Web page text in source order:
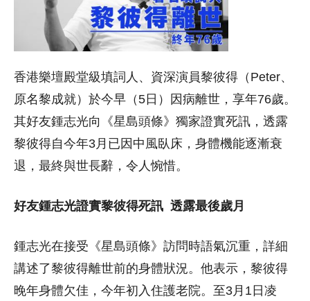
香港樂壇殿堂級填詞人、資深演員黎彼得（Peter、
原名黎成就）於今早（5日）因病離世，享年76歲。
其好友鍾志光向《星島頭條》獨家證實死訊，透露
黎彼得自今年3月已因中風臥床，身體機能逐漸衰
退，最終與世長辭，令人惋惜。
好友鍾志光證實黎彼得死訊 透露最後歲月
鍾志光在接受《星島頭條》訪問時語氣沉重，詳細
講述了黎彼得離世前的身體狀況。他表示，黎彼得
晚年身體欠佳，今年初入住護老院。至3月1日凌